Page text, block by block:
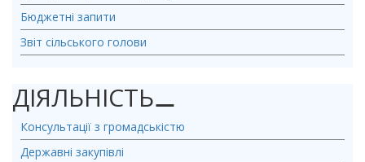
Бюджетні запити
Звіт сільського голови
ДІЯЛЬНІСТЬ⚊
Консультації з громадськістю
Державні закупівлі